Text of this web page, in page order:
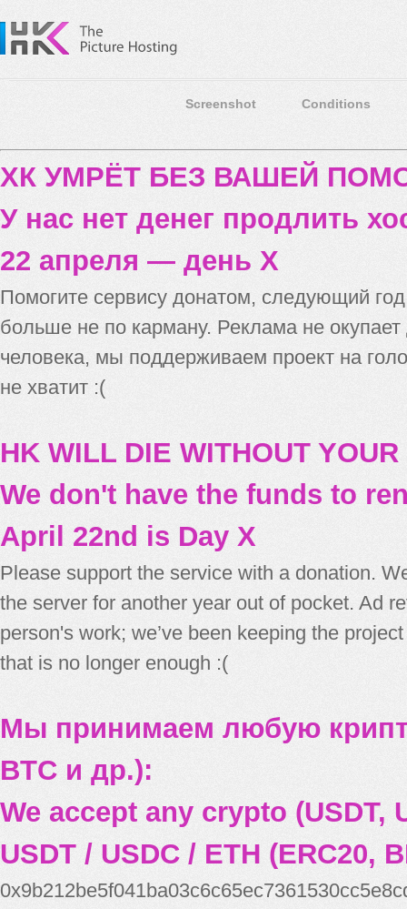
Screenshot Conditions
ХК УМРЁТ БЕЗ ВАШЕЙ
У нас нет денег продлить
22 апреля — день X
Помогите сервису донатом, следующий
больше не по карману. Реклама не
человека, мы поддерживаем проект на
не хватит :(
HK WILL DIE WITHOUT
We don't have the funds to
April 22nd is Day X
Please support the service with a donation.
the server for another year out of pocket. Ad
person's work; we’ve been keeping the
that is no longer enough :(
Мы принимаем любую
BTC и др.):
We accept any crypto (USDT,
USDT / USDC / ETH (ERC20,